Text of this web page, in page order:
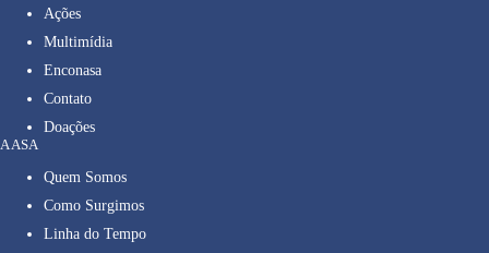
Ações
Multimídia
Enconasa
Contato
Doações
A ASA
Quem Somos
Como Surgimos
Linha do Tempo